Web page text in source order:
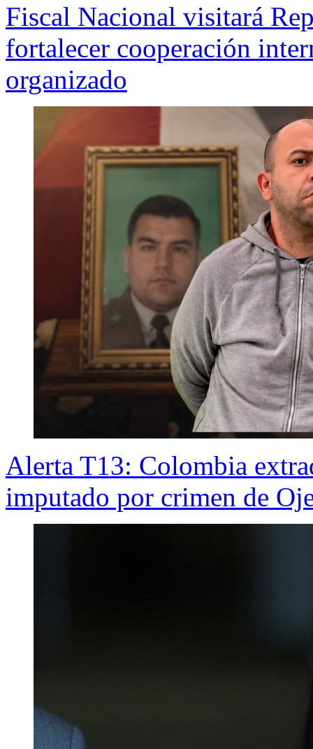
Fiscal Nacional visitará
fortalecer cooperación
organizado
Alerta T13: Colombia
imputado por crimen de